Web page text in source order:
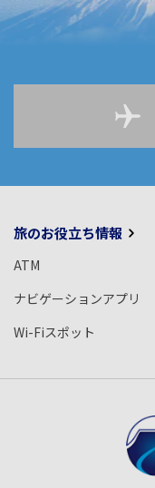
旅のお役立ち情報
ATM
ナビゲーションアプリ
Wi-Fiスポット